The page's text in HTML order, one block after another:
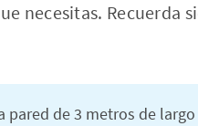
necesitas. Recuerda
de 3 metros de